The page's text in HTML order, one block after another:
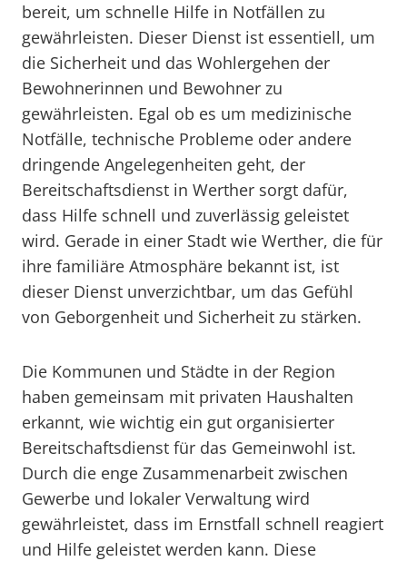
bereit, um schnelle Hilfe in Notfällen zu
gewährleisten. Dieser Dienst ist essentiell, um
die Sicherheit und das Wohlergehen der
Bewohnerinnen und Bewohner zu
gewährleisten. Egal ob es um medizinische
Notfälle, technische Probleme oder andere
dringende Angelegenheiten geht, der
Bereitschaftsdienst in Werther sorgt dafür,
dass Hilfe schnell und zuverlässig geleistet
wird. Gerade in einer Stadt wie Werther, die für
ihre familiäre Atmosphäre bekannt ist, ist
dieser Dienst unverzichtbar, um das Gefühl
von Geborgenheit und Sicherheit zu stärken.
Die Kommunen und Städte in der Region
haben gemeinsam mit privaten Haushalten
erkannt, wie wichtig ein gut organisierter
Bereitschaftsdienst für das Gemeinwohl ist.
Durch die enge Zusammenarbeit zwischen
Gewerbe und lokaler Verwaltung wird
gewährleistet, dass im Ernstfall schnell reagiert
und Hilfe geleistet werden kann. Diese